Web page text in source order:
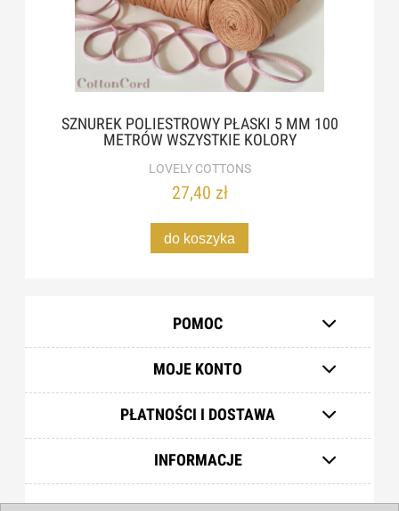
SZNUREK POLIESTROWY PŁASKI 5 MM 100
METRÓW WSZYSTKIE KOLORY
LOVELY COTTONS
27,40 zł
do koszyka
POMOC
MOJE KONTO
PŁATNOŚCI I DOSTAWA
INFORMACJE